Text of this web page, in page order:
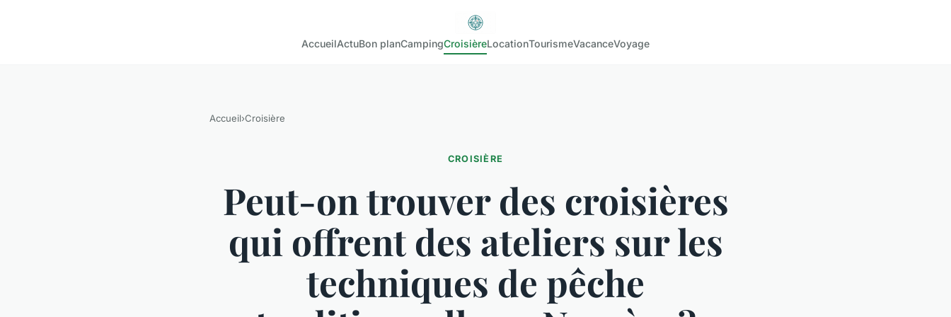
AccueilActuBon planCampingCroisièreLocationTourismeVacanceVoyage
Accueil›Croisière
CROISIÈRE
Peut-on trouver des croisières
qui offrent des ateliers sur les
techniques de pêche